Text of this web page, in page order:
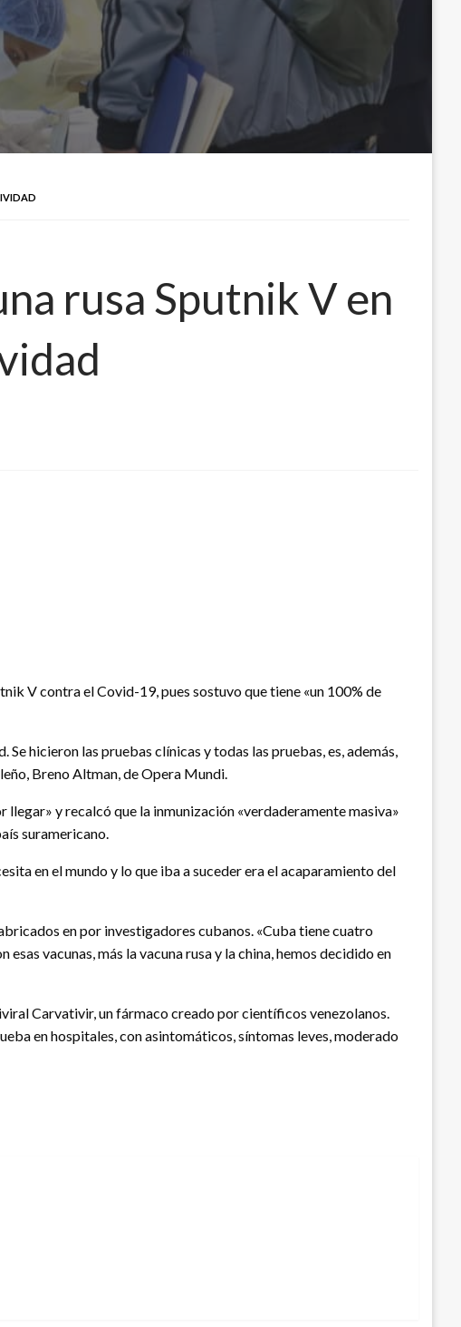
rusa Sputnik V en
V contra el Covid-19, pues sostuvo que tiene «un 100% de
hicieron las pruebas clínicas y todas las pruebas, es, además,
Breno Altman, de Opera Mundi.
y recalcó que la inmunización «verdaderamente masiva»
suramericano.
en el mundo y lo que iba a suceder era el acaparamiento del
en por investigadores cubanos. «Cuba tiene cuatro
vacunas, más la vacuna rusa y la china, hemos decidido en
Carvativir, un fármaco creado por científicos venezolanos.
en hospitales, con asintomáticos, síntomas leves, moderado